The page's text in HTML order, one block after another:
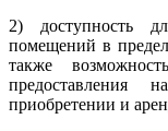
2) доступность
помещений в
также
предоставления
приобретении и